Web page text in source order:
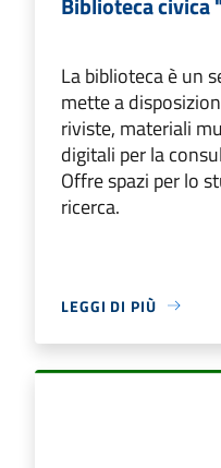
La biblioteca è un
mette a
riviste, materiali
digitali per la
Offre spazi per lo
ricerca.
LEGGI DI PIÙ